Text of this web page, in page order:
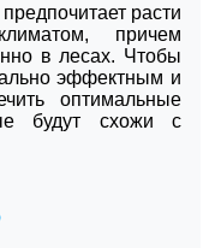
расти
причем
в лесах. Чтобы
эффектным и
оптимальные
будут схожи с